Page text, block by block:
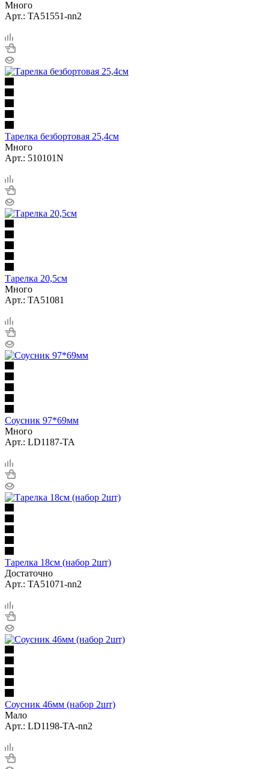
Много
Арт.: TA51551-nn2
Тарелка безбортовая 25,4cм
Много
Арт.: 510101N
Тарелка 20,5см
Много
Арт.: TA51081
Соусник 97*69мм
Много
Арт.: LD1187-TA
Тарелка 18см (набор 2шт)
Достаточно
Арт.: TA51071-nn2
Соусник 46мм (набор 2шт)
Мало
Арт.: LD1198-TA-nn2